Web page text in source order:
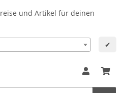
und Artikel für deinen
✔